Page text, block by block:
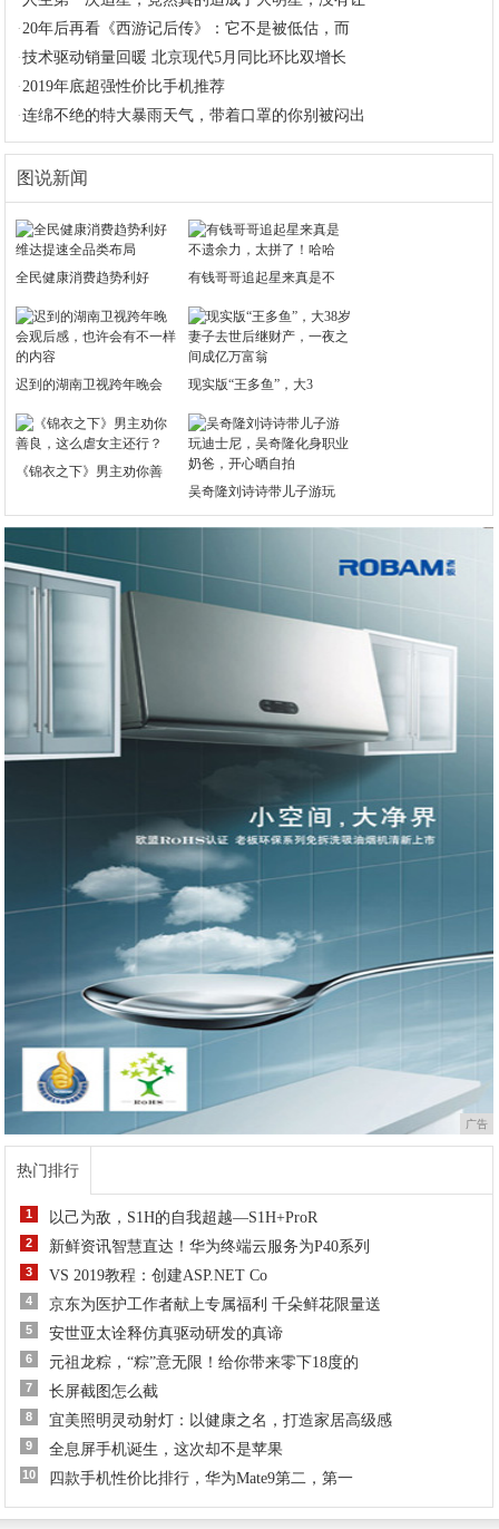
·20年后再看《西游记后传》：它不是被低估，而
·技术驱动销量回暖 北京现代5月同比环比双增长
·2019年底超强性价比手机推荐
·连绵不绝的特大暴雨天气，带着口罩的你别被闷出
图说新闻
全民健康消费趋势利好 有钱哥哥追起星来真是不
迟到的湖南卫视跨年晚会 现实版“王多鱼”，大3
《锦衣之下》男主劝你善
吴奇隆刘诗诗带儿子游玩
广告
热门排行
1 以己为敌，S1H的自我超越—S1H+ProR
2 新鲜资讯智慧直达！华为终端云服务为P40系列
3 VS 2019教程：创建ASP.NET Co
4 京东为医护工作者献上专属福利 千朵鲜花限量送
5 安世亚太诠释仿真驱动研发的真谛
6 元祖龙粽，“粽”意无限！给你带来零下18度的
7 长屏截图怎么截
8 宜美照明灵动射灯：以健康之名，打造家居高级感
9 全息屏手机诞生，这次却不是苹果
10 四款手机性价比排行，华为Mate9第二，第一